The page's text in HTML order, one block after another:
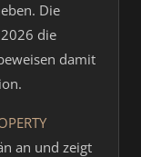
Die
die
damit
an und zeigt